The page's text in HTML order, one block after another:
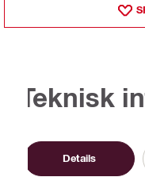
Teknisk
Details